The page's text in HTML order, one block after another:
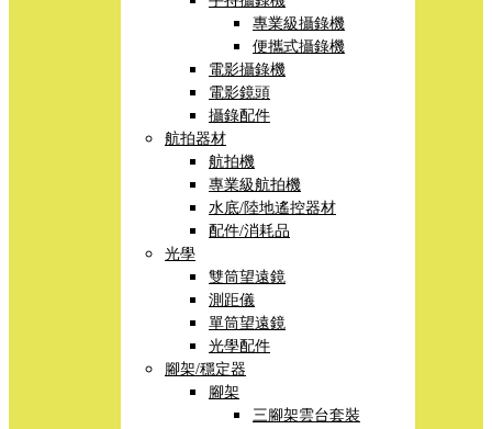
專業級攝錄機
便攜式攝錄機
電影攝錄機
電影鏡頭
攝錄配件
航拍器材
航拍機
專業級航拍機
水底/陸地遙控器材
配件/消耗品
光學
雙筒望遠鏡
測距儀
單筒望遠鏡
光學配件
腳架/穩定器
腳架
三腳架雲台套裝